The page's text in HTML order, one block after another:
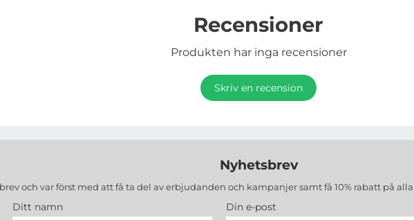
Recensioner
Produkten har inga recensioner
Skriv en recension
Nyhetsbrev
och var först med att få ta del av erbjudanden och kampanjer samt få 10% rabatt på alla
Ditt namn Din e-post